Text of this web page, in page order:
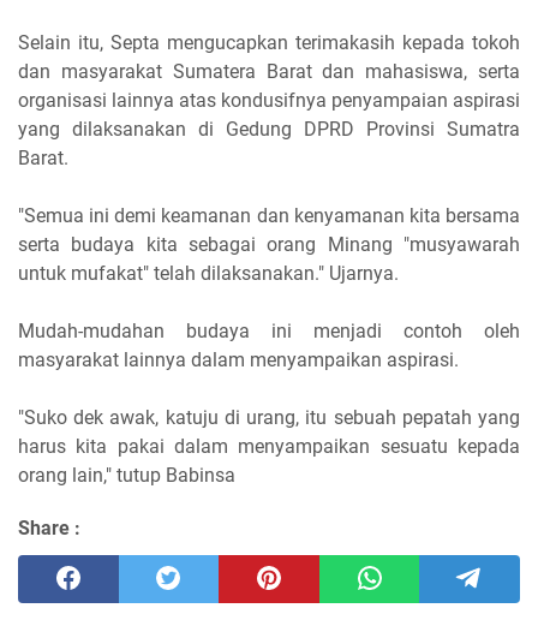
Selain itu, Septa mengucapkan terimakasih kepada tokoh
dan masyarakat Sumatera Barat dan mahasiswa, serta
organisasi lainnya atas kondusifnya penyampaian aspirasi
yang dilaksanakan di Gedung DPRD Provinsi Sumatra
Barat.
"Semua ini demi keamanan dan kenyamanan kita bersama
serta budaya kita sebagai orang Minang "musyawarah
untuk mufakat" telah dilaksanakan." Ujarnya.
Mudah-mudahan budaya ini menjadi contoh oleh
masyarakat lainnya dalam menyampaikan aspirasi.
"Suko dek awak, katuju di urang, itu sebuah pepatah yang
harus kita pakai dalam menyampaikan sesuatu kepada
orang lain," tutup Babinsa
Share :